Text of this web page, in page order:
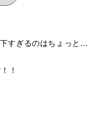
すぎるのはちょっと
！